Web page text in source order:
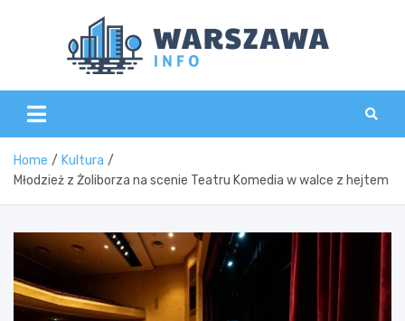
Home
Kultura
Młodzież z Żoliborza na scenie Teatru Komedia w walce z hejtem